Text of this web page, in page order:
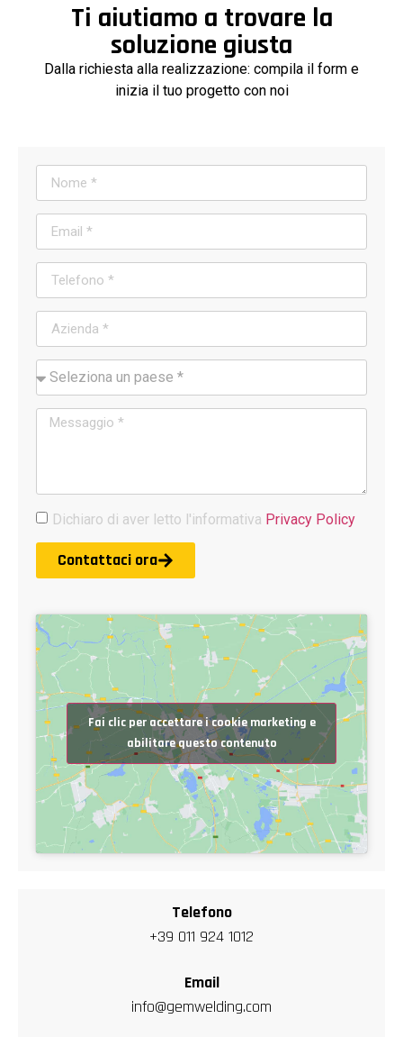
Ti aiutiamo a trovare la
soluzione giusta
Dalla richiesta alla realizzazione: compila il form e
inizia il tuo progetto con noi
Dichiaro di aver letto l'informativa Privacy Policy
Contattaci ora
Fai clic per accettare i cookie marketing e
abilitare questo contenuto
Telefono
+39 011 924 1012
Email
info@gemwelding.com